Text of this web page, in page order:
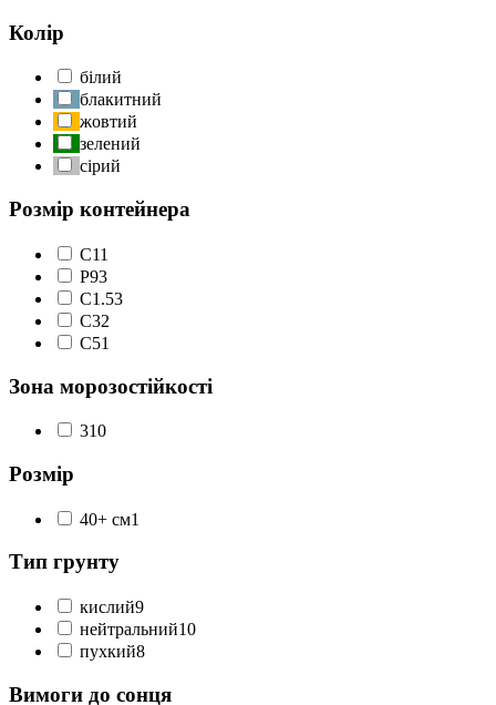
Колір
білий
блакитний
жовтий
зелений
сірий
Розмір контейнера
C11
P93
С1.53
С32
С51
Зона морозостійкості
310
Розмір
40+ см1
Тип грунту
кислий9
нейтральний10
пухкий8
Вимоги до сонця